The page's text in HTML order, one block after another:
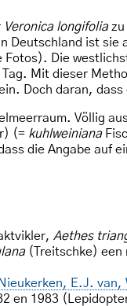
Veronica longifoliazu
Deutschland ist sie
Die
Mit dieser
Doch daran,
Völlig
(= kuhlweiniana
die Angabe auf
Aethes
(Treitschke) een
E.J. van,
en 1983